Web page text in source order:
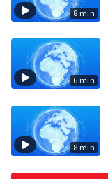
8 min
6 min
8 min